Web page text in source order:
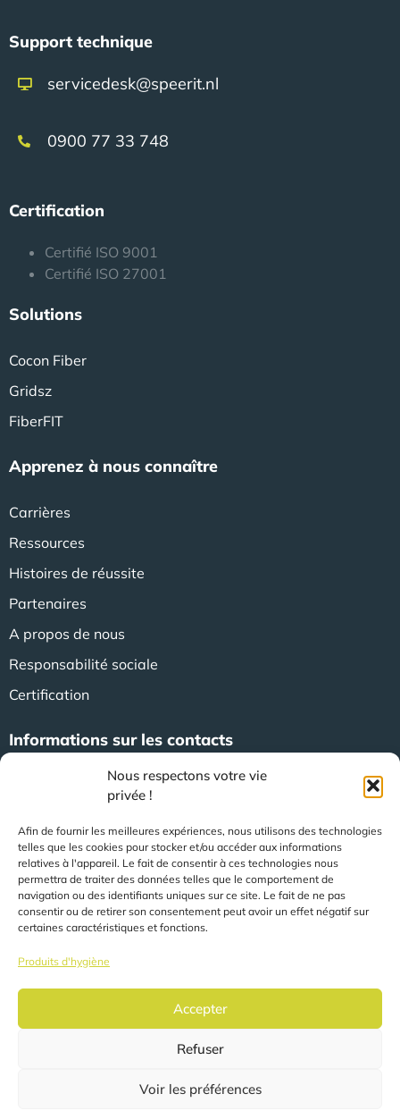
Nous respectons votre vie
privée !
Afin de fournir les meilleures expériences, nous utilisons des technologies
telles que les cookies pour stocker et/ou accéder aux informations
relatives à l'appareil. Le fait de consentir à ces technologies nous
permettra de traiter des données telles que le comportement de
navigation ou des identifiants uniques sur ce site. Le fait de ne pas
consentir ou de retirer son consentement peut avoir un effet négatif sur
certaines caractéristiques et fonctions.
Produits d'hygiène
Accepter
Refuser
Voir les préférences
Support technique
servicedesk@speerit.nl
0900 77 33 748
Certification
Certifié ISO 9001
Certifié ISO 27001
Solutions
Cocon Fiber
Gridsz
FiberFIT
Apprenez à nous connaître
Carrières
Ressources
Histoires de réussite
Partenaires
A propos de nous
Responsabilité sociale
Certification
Informations sur les contacts
Amsterdamsestraatweg 47
3744 MA Baarn (Pays-Bas)
+31 (0)35 623 79 36
sales@speerit.nl
© 2026 Speer IT B.V.
Les pages sont automatiquement traduites en fonction